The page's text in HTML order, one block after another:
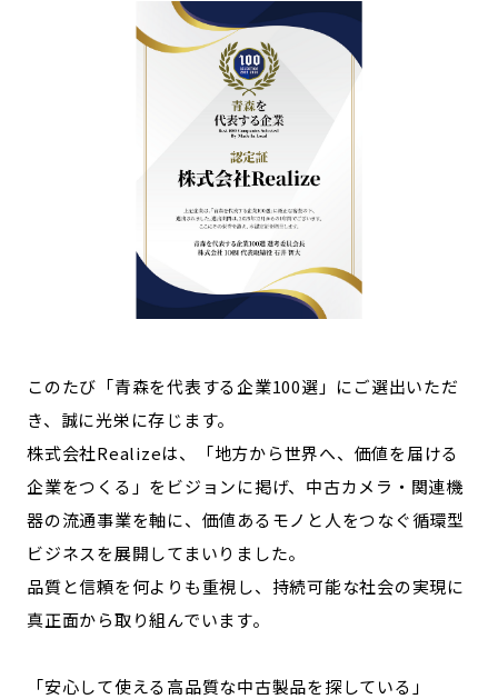
このたび「青森を代表する企業100選」にご選出いただ
き、誠に光栄に存じます。
株式会社Realizeは、「地方から世界へ、価値を届ける
企業をつくる」をビジョンに掲げ、中古カメラ・関連機
器の流通事業を軸に、価値あるモノと人をつなぐ循環型
ビジネスを展開してまいりました。
品質と信頼を何よりも重視し、持続可能な社会の実現に
真正面から取り組んでいます。
「安心して使える高品質な中古製品を探している」